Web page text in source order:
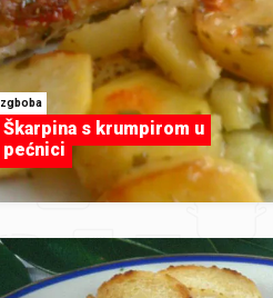
zgboba
Škarpina s krumpirom u
pećnici